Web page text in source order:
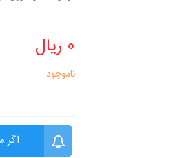
0 ریال
ناموجود